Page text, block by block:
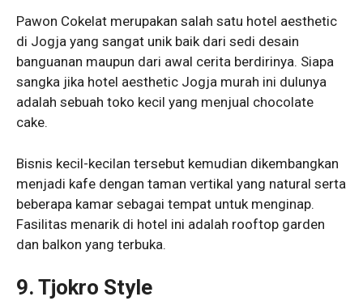
Pawon Cokelat merupakan salah satu hotel aesthetic
di Jogja yang sangat unik baik dari sedi desain
banguanan maupun dari awal cerita berdirinya. Siapa
sangka jika hotel aesthetic Jogja murah ini dulunya
adalah sebuah toko kecil yang menjual chocolate
cake.
Bisnis kecil-kecilan tersebut kemudian dikembangkan
menjadi kafe dengan taman vertikal yang natural serta
beberapa kamar sebagai tempat untuk menginap.
Fasilitas menarik di hotel ini adalah rooftop garden
dan balkon yang terbuka.
9. Tjokro Style